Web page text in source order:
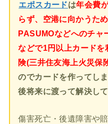
エポスカードは年会費
らず、空港に向かうた
PASUMOなどへのチャ
などで1円以上カード
険(三井住友海上火災保
のでカードを作ってし
後将来に渡って解決して
傷害死亡・後遺障害や